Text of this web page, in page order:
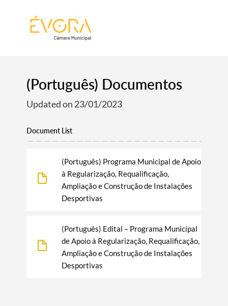
(Português) Documentos
Updated on 23/01/2023
Document List
(Português) Programa Municipal de Apoio
à Regularização, Requalificação,
Ampliação e Construção de Instalações
Desportivas
(Português) Edital – Programa Municipal
de Apoio à Regularização, Requalificação,
Ampliação e Construção de Instalações
Desportivas